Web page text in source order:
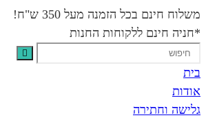
משלוח חינם בכל הזמנה מעל 350 ש"ח!
*חניה חינם ללקוחות החנות
בית
אודות
גלישה וחתירה